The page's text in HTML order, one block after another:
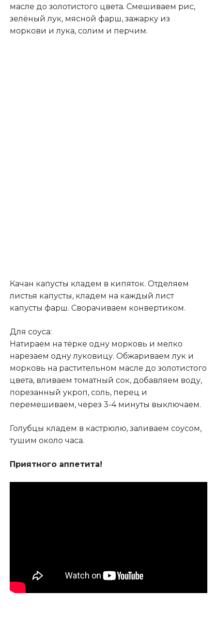
масле до золотистого цвета. Смешиваем рис,
зелёный лук, мясной фарш, зажарку из
моркови и лука, солим и перчим.
Качан капусты кладем в кипяток. Отделяем
листья капусты, кладем на каждый лист
капусты фарш. Сворачиваем конвертиком.
Для соуса:
Натираем на тёрке одну морковь и мелко
нарезаем одну луковицу. Обжариваем лук и
морковь на растительном масле до золотистого
цвета, вливаем томатный сок, добавляем воду,
порезанный укроп, соль, перец и
перемешиваем, через 3-4 минуты выключаем.
Голубцы кладем в кастрюлю, заливаем соусом,
тушим около часа.
Приятного аппетита!